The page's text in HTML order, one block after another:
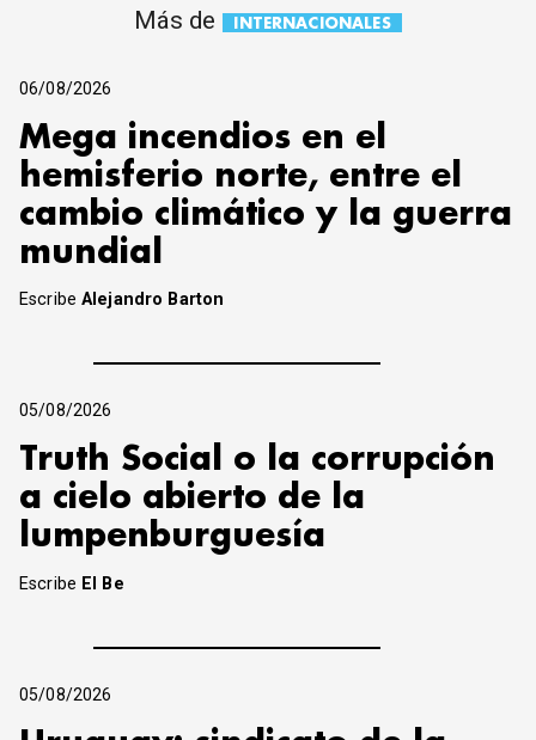
Más de INTERNACIONALES
06/08/2026
Mega incendios en el
hemisferio norte, entre el
cambio climático y la guerra
mundial
EscribeAlejandro Barton
05/08/2026
Truth Social o la corrupción
a cielo abierto de la
lumpenburguesía
Escribe El Be
05/08/2026